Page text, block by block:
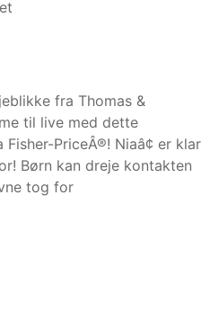
fra Thomas &
til live med dette
PriceÂ®! Niaâ¢ er klar
Børn kan dreje kontakten
tog for